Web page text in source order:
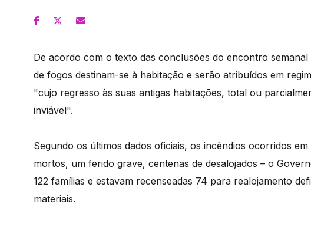
De acordo com o texto das conclusões do encontro
de fogos destinam-se à habitação e serão atribuídos em
"cujo regresso às suas antigas habitações, total ou
inviável".
Segundo os últimos dados oficiais, os incêndios ocorridos
mortos, um ferido grave, centenas de desalojados – o
122 famílias e estavam recenseadas 74 para realojamento
materiais.